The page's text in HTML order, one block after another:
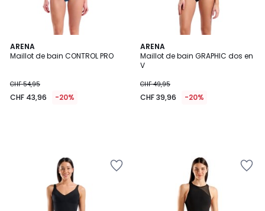
ARENA
Maillot de bain CONTROL PRO
CHF 54,95
CHF 43,96 -20%
ARENA
Maillot de bain GRAPHIC dos en
V
CHF 49,95
CHF 39,96 -20%